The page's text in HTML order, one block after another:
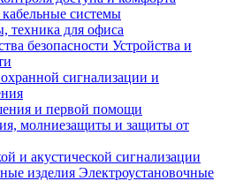
системы
техника для офиса
Устройства и
сигнализации и
и первой помощи
молниезащиты и защиты от
и акустической сигнализации
Электроустановочные